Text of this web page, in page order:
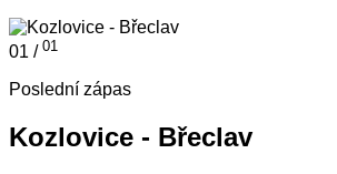
01 / 01
Poslední zápas
Kozlovice - Břeclav